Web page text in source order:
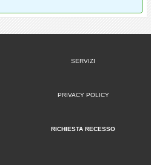
SERVIZI
PRIVACY POLICY
RICHIESTA RECESSO